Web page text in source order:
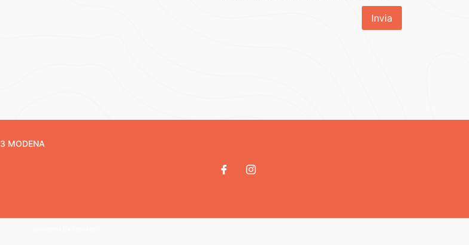
Invia
MODENA